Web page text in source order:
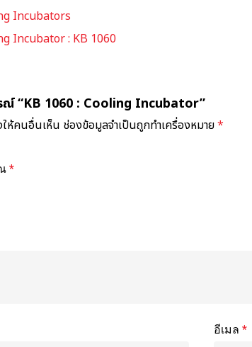
Incubators
Incubator : KB 1060
ณ์ “KB 1060 : Cooling Incubator”
ห้คนอื่นเห็น ช่องข้อมูลจำเป็นถูกทำเครื่องหมาย*
*
อีเมล *